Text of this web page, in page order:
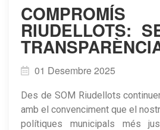
RIUDELLOTS:
01 Desembre 2025
Des de SOM Riudellots
amb el convenciment que el
polítiques municipals més